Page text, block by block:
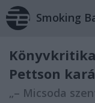
Smoking
Pettson
„– Micsoda